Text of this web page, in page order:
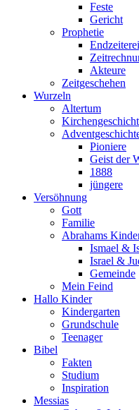
Feste
Gericht
Prophetie
Akteure
Zeitgeschehen
Wurzeln
Altertum
Pioniere
Geist der
1888
jüngere
Versöhnung
Gott
Familie
Abrahams
Ismael &
Israel &
Gemeinde
Mein Feind
Hallo Kinder
Kindergarten
Grundschule
Teenager
Bibel
Fakten
Studium
Inspiration
Messias